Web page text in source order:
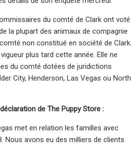
du comté de Clark ont ​​voté
la plupart des animaux de compagnie
non constitué en société de Clark.
plus tard cette année. Elle ne
du comté dotées de juridictions
City, Henderson, Las Vegas ou North
de The Puppy Store :
met en relation les familles avec
Nous avons eu des milliers de clients